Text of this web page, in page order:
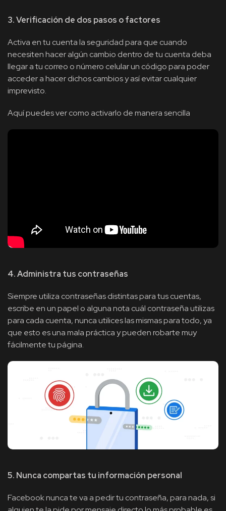
3. Verificación de dos pasos o factores
Activa en tu cuenta la seguridad para que cuando
necesiten hacer algún cambio dentro de tu cuenta deba
llegar a tu correo o número celular un código para poder
acceder a hacer dichos cambios y así evitar cualquier
imprevisto.
Aquí puedes ver como activarlo de manera sencilla
4. Administra tus contraseñas
Siempre utiliza contraseñas distintas para tus cuentas,
escribe en un papel o alguna nota cuál contraseña utilizas
para cada cuenta, nunca utilices las mismas para todo, ya
que esto es una mala práctica y pueden robarte muy
fácilmente tu página.
5. Nunca compartas tu información personal
Facebook nunca te va a pedir tu contraseña, para nada, si